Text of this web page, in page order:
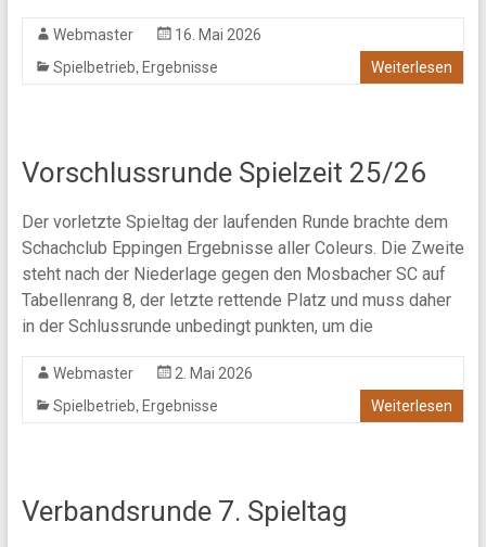
Webmaster
16. Mai 2026
Spielbetrieb, Ergebnisse Weiterlesen
Vorschlussrunde Spielzeit 25/26
Der vorletzte Spieltag der laufenden Runde brachte dem
Schachclub Eppingen Ergebnisse aller Coleurs. Die Zweite
steht nach der Niederlage gegen den Mosbacher SC auf
Tabellenrang 8, der letzte rettende Platz und muss daher
in der Schlussrunde unbedingt punkten, um die
Webmaster
2. Mai 2026
Spielbetrieb, Ergebnisse Weiterlesen
Verbandsrunde 7. Spieltag